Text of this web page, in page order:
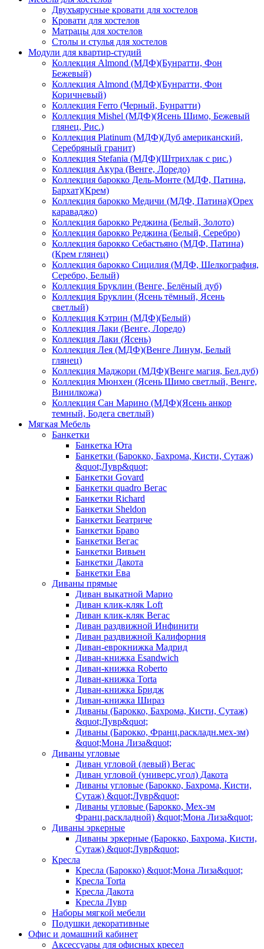
Двухъярусные кровати для хостелов
Кровати для хостелов
Матрацы для хостелов
Столы и стулья для хостелов
Модули для квартир-студий
Коллекция Almond (МДФ)(Бунратти, Фон
Бежевый)
Коллекция Almond (МДФ)(Бунратти, Фон
Коричневый)
Коллекция Ferro (Черный, Бунратти)
Коллекция Mishel (МДФ)(Ясень Шимо, Бежевый
глянец, Рис.)
Коллекция Platinum (МДФ)(Дуб американский,
Серебряный гранит)
Коллекция Stefania (МДФ)(Штрихлак с рис.)
Коллекция Акура (Венге, Лоредо)
Коллекция барокко Дель-Монте (МДФ, Патина,
Бархат)(Крем)
Коллекция барокко Медичи (МДФ, Патина)(Орех
караваджо)
Коллекция барокко Реджина (Белый, Золото)
Коллекция барокко Реджина (Белый, Серебро)
Коллекция барокко Себастьяно (МДФ, Патина)
(Крем глянец)
Коллекция барокко Сицилия (МДФ, Шелкография,
Серебро, Белый)
Коллекция Бруклин (Венге, Белёный дуб)
Коллекция Бруклин (Ясень тёмный, Ясень
светлый)
Коллекция Кэтрин (МДФ)(Белый)
Коллекция Лаки (Венге, Лоредо)
Коллекция Лаки (Ясень)
Коллекция Лея (МДФ)(Венге Линум, Белый
глянец)
Коллекция Маджори (МДФ)(Венге магия, Бел.дуб)
Коллекция Мюнхен (Ясень Шимо светлый, Венге,
Винилкожа)
Коллекция Сан Марино (МДФ)(Ясень анкор
темный, Бодега светлый)
Мягкая Мебель
Банкетки
Банкетка Юта
Банкетки (Барокко, Бахрома, Кисти, Сутаж)
&quot;Лувр&quot;
Банкетки Govard
Банкетки quadro Вегас
Банкетки Richard
Банкетки Sheldon
Банкетки Беатриче
Банкетки Браво
Банкетки Вегас
Банкетки Вивьен
Банкетки Дакота
Банкетки Ева
Диваны прямые
Диван выкатной Марио
Диван клик-кляк Loft
Диван клик-кляк Вегас
Диван раздвижной Инфинити
Диван раздвижной Калифорния
Диван-еврокнижка Мадрид
Диван-книжка Esandwich
Диван-книжка Roberto
Диван-книжка Torta
Диван-книжка Бридж
Диван-книжка Шираз
Диваны (Барокко, Бахрома, Кисти, Сутаж)
&quot;Лувр&quot;
Диваны (Барокко, Франц.раскладн.мех-зм)
&quot;Мона Лиза&quot;
Диваны угловые
Диван угловой (левый) Вегас
Диван угловой (универс.угол) Дакота
Диваны угловые (Барокко, Бахрома, Кисти,
Сутаж) &quot;Лувр&quot;
Диваны угловые (Барокко, Мех-зм
Франц.раскладной) &quot;Мона Лиза&quot;
Диваны эркерные
Диваны эркерные (Барокко, Бахрома, Кисти,
Сутаж) &quot;Лувр&quot;
Кресла
Кресла (Барокко) &quot;Мона Лиза&quot;
Кресла Torta
Кресла Дакота
Кресла Лувр
Наборы мягкой мебели
Подушки декоративные
Офис и домашний кабинет
Аксессуары для офисных кресел